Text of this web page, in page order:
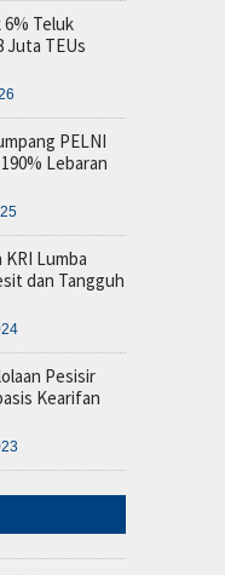
Teluk
Juta TEUs
PELNI
Lebaran
KRI Lumba
dan Tangguh
Pesisir
Kearifan